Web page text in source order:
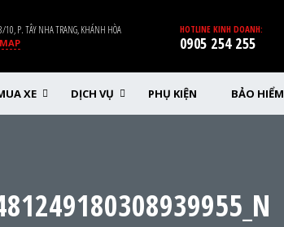
HOTLINE KINH DOANH:
0905 254 255
P. TÂY NHA TRANG, KHÁNH HÒA
XE DỊCH VỤ PHỤ KIỆN BẢO HIỂM